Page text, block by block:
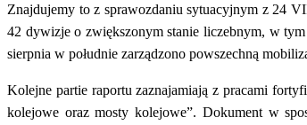
Znajdujemy to z sprawozdaniu sytuacyjnym z 24
42 dywizje o zwiększonym stanie liczebnym, w
sierpnia w południe zarządzono powszechną
Kolejne partie raportu zaznajamiają z pracami
kolejowe oraz mosty kolejowe”. Dokument w